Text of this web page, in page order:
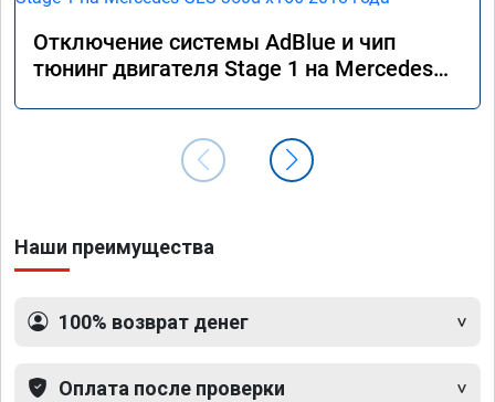
Отключение системы AdBlue и чип
тюнинг двигателя Stage 1 на Mercedes
Наши преимущества
100% возврат денег
Оплата после проверки